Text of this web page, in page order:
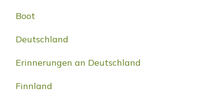
Boot
Deutschland
Erinnerungen an Deutschland
Finnland